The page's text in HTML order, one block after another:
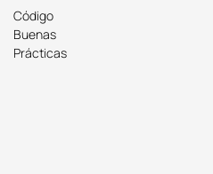
Código
Buenas
Prácticas